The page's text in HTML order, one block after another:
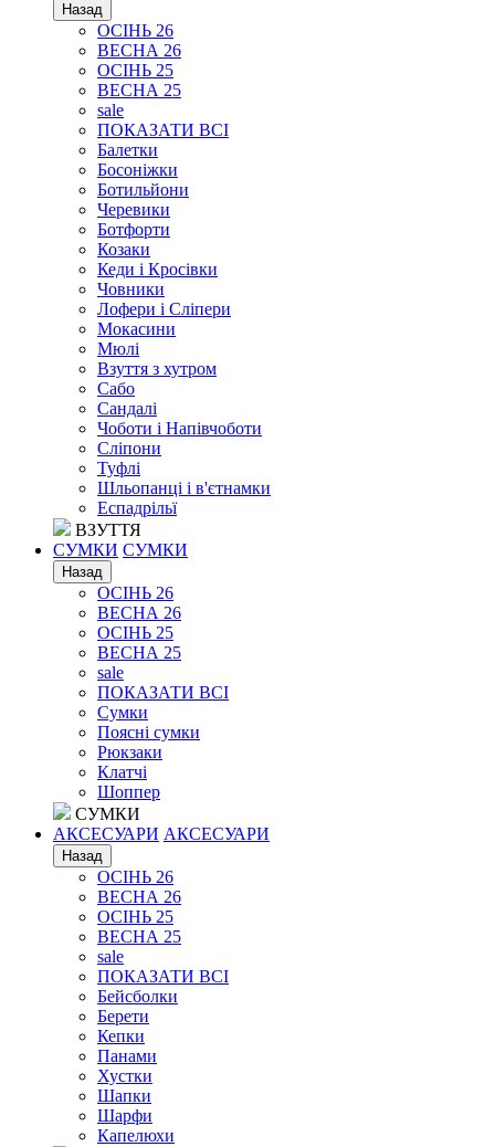
Назад
ОСІНЬ 26
ВЕСНА 26
ОСІНЬ 25
ВЕСНА 25
sale
ПОКАЗАТИ ВСІ
Балетки
Босоніжки
Ботильйони
Черевики
Ботфорти
Козаки
Кеди і Кросівки
Човники
Лофери і Сліпери
Мокасини
Мюлі
Взуття з хутром
Сабо
Сандалі
Чоботи і Напівчоботи
Сліпони
Туфлі
Шльопанці і в'єтнамки
Еспадрільї
ВЗУТТЯ
СУМКИ СУМКИ
Назад
ОСІНЬ 26
ВЕСНА 26
ОСІНЬ 25
ВЕСНА 25
sale
ПОКАЗАТИ ВСІ
Сумки
Поясні сумки
Рюкзаки
Клатчі
Шоппер
СУМКИ
АКСЕСУАРИ АКСЕСУАРИ
Назад
ОСІНЬ 26
ВЕСНА 26
ОСІНЬ 25
ВЕСНА 25
sale
ПОКАЗАТИ ВСІ
Бейсболки
Берети
Кепки
Панами
Хустки
Шапки
Шарфи
Капелюхи